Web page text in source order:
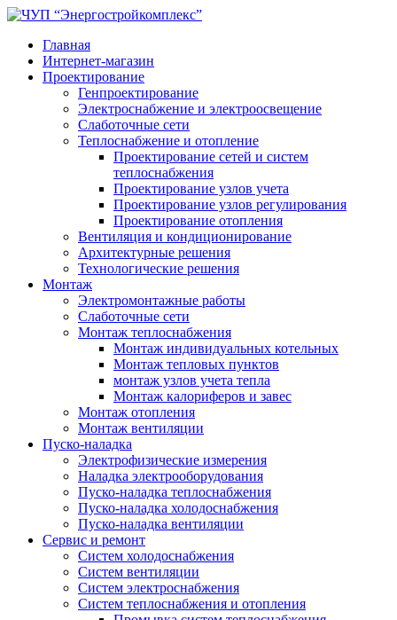
Главная
Интернет-магазин
Проектирование
Генпроектирование
Электроснабжение и электроосвещение
Слаботочные сети
Теплоснабжение и отопление
Проектирование сетей и систем
теплоснабжения
Проектирование узлов учета
Проектирование узлов регулирования
Проектирование отопления
Вентиляция и кондиционирование
Архитектурные решения
Технологические решения
Монтаж
Электромонтажные работы
Слаботочные сети
Монтаж теплоснабжения
Монтаж индивидуальных котельных
Монтаж тепловых пунктов
монтаж узлов учета тепла
Монтаж калориферов и завес
Монтаж отопления
Монтаж вентиляции
Пуско-наладка
Электрофизические измерения
Наладка электрооборудования
Пуско-наладка теплоснабжения
Пуско-наладка холодоснабжения
Пуско-наладка вентиляции
Сервис и ремонт
Систем холодоснабжения
Систем вентиляции
Систем электроснабжения
Систем теплоснабжения и отопления